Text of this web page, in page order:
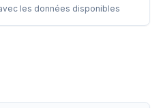
les données disponibles